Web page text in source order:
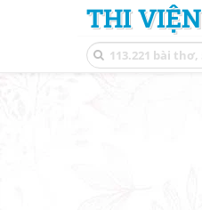
THI VIỆN